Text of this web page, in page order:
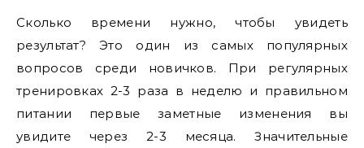
Сколько времени нужно, чтобы увидеть
результат? Это один из самых популярных
вопросов среди новичков. При регулярных
тренировках 2-3 раза в неделю и правильном
питании первые заметные изменения вы
увидите через 2-3 месяца. Значительные